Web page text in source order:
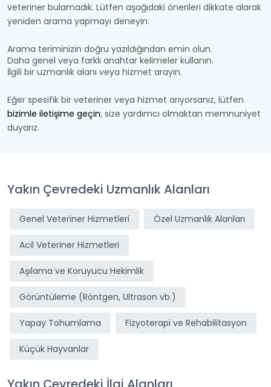
veteriner bulamadık. Lütfen aşağıdaki önerileri dikkate alarak
yeniden arama yapmayı deneyin:
Arama teriminizin doğru yazıldığından emin olun.
Daha genel veya farklı anahtar kelimeler kullanın.
İlgili bir uzmanlık alanı veya hizmet arayın.
Eğer spesifik bir veteriner veya hizmet arıyorsanız, lütfen
bizimle iletişime geçin; size yardımcı olmaktan memnuniyet
duyarız.
Yakın Çevredeki Uzmanlık Alanları
Genel Veteriner Hizmetleri Özel Uzmanlık Alanları
Acil Veteriner Hizmetleri
Aşılama ve Koruyucu Hekimlik
Görüntüleme (Röntgen, Ultrason vb.)
Yapay Tohumlama Fizyoterapi ve Rehabilitasyon
Küçük Hayvanlar